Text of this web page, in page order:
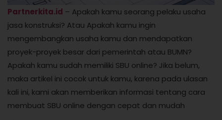
Partnerkita.id – Apakah kamu seorang pelaku usaha
jasa konstruksi? Atau Apakah kamu ingin
mengembangkan usaha kamu dan mendapatkan
proyek-proyek besar dari pemerintah atau BUMN?
Apakah kamu sudah memiliki SBU online? Jika belum,
maka artikel ini cocok untuk kamu, karena pada ulasan
kali ini, kami akan memberikan informasi tentang cara
membuat SBU online dengan cepat dan mudah